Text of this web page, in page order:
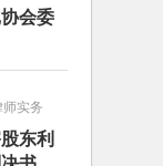
会委
实务
东利